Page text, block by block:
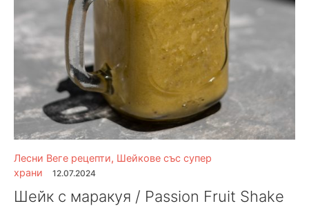
Лесни Веге рецепти, Шейкове със супер
храни
12.07.2024
Шейк с маракуя / Passion Fruit Shake